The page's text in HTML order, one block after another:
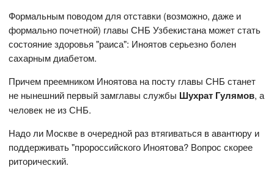
Формальным поводом для отставки (возможно, даже и
формально почетной) главы СНБ Узбекистана может стать
состояние здоровья "раиса": Иноятов серьезно болен
сахарным диабетом.
Причем преемником Иноятова на посту главы СНБ станет
не нынешний первый замглавы службы Шухрат Гулямов, а
человек не из СНБ.
Надо ли Москве в очередной раз втягиваться в авантюру и
поддерживать "пророссийского Иноятова? Вопрос скорее
риторический.